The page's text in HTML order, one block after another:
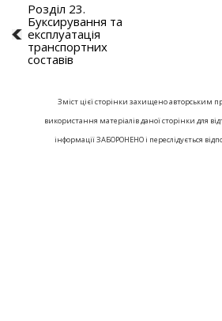
Розділ 23.
Буксирування та
експлуатація
транспортних
составів
Зміст цієї сторінки захищено авторським
використання матеріалів даної сторінки для
інформації ЗАБОРОНЕНО і переслідується